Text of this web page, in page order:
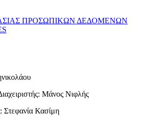
ΠΡΟΣΩΠΙΚΩΝ ΔΕΔΟΜΕΝΩΝ
Μάνος Νιφλής
Στεφανία Κασίμη